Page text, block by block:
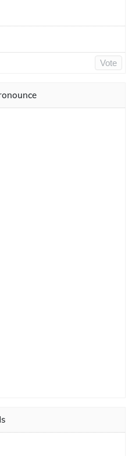
Vote